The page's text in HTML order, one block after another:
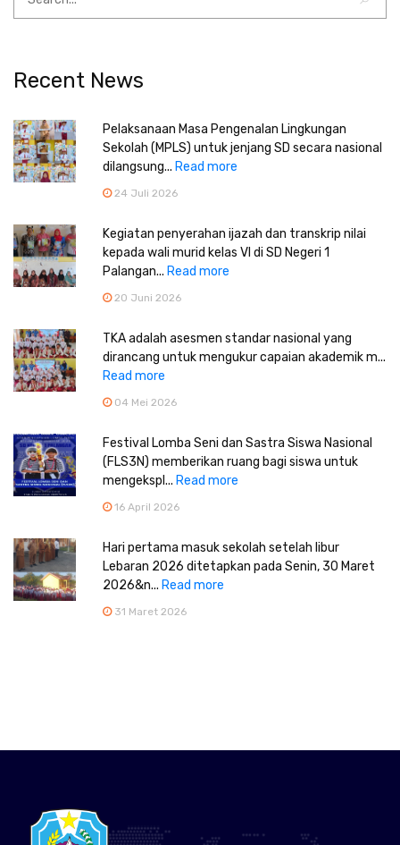
Recent News
Pelaksanaan Masa Pengenalan Lingkungan
Sekolah (MPLS) untuk jenjang SD secara nasional
dilangsung... Read more
24 Juli 2026
Kegiatan penyerahan ijazah dan transkrip nilai
kepada wali murid kelas VI di SD Negeri 1
Palangan... Read more
20 Juni 2026
TKA adalah asesmen standar nasional yang
dirancang untuk mengukur capaian akademik m...
Read more
04 Mei 2026
Festival Lomba Seni dan Sastra Siswa Nasional
(FLS3N) memberikan ruang bagi siswa untuk
mengekspl... Read more
16 April 2026
Hari pertama masuk sekolah setelah libur
Lebaran 2026 ditetapkan pada Senin, 30 Maret
2026&n... Read more
31 Maret 2026